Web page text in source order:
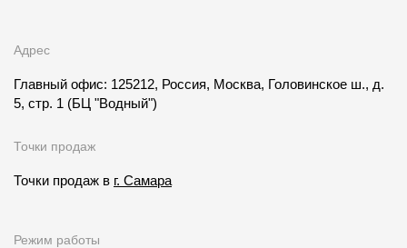
Адрес
Главный офис: 125212, Россия, Москва, Головинское ш., д.
5, стр. 1 (БЦ "Водный")
Точки продаж
Точки продаж в г. Самара
Режим работы